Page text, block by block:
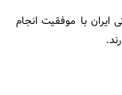
ایران با موفقیت انجام